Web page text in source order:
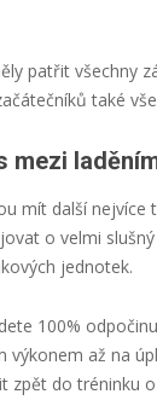
patřit všechny
také
mezi
mít další nejvíce
o velmi
jednotek.
100%
výkonem až na
zpět do tréninku